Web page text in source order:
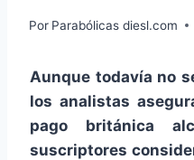
Por Parabólicas diesl.com
Aunque todavía no
los analistas
pago británica
suscriptores